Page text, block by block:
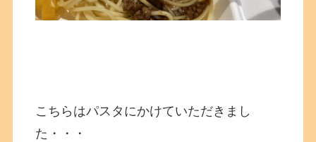
こちらはパスタにかけていただきまし
た・・・